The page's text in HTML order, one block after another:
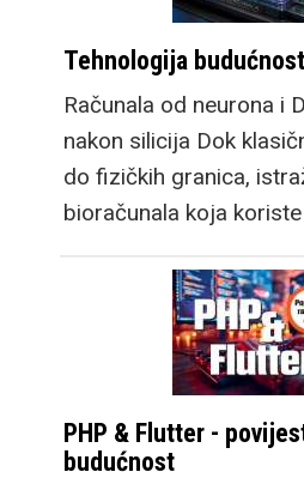
Tehnologija
Računala od neurona i
nakon silicija Dok
do fizičkih granica,
bioračunala koja
PHP & Flutter -
budućnost